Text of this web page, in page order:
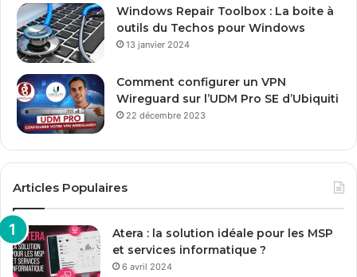
Windows Repair Toolbox : La boite à
outils du Techos pour Windows
13 janvier 2024
Comment configurer un VPN
Wireguard sur l’UDM Pro SE d’Ubiquiti
22 décembre 2023
Articles Populaires
Atera : la solution idéale pour les MSP
et services informatique ?
6 avril 2024